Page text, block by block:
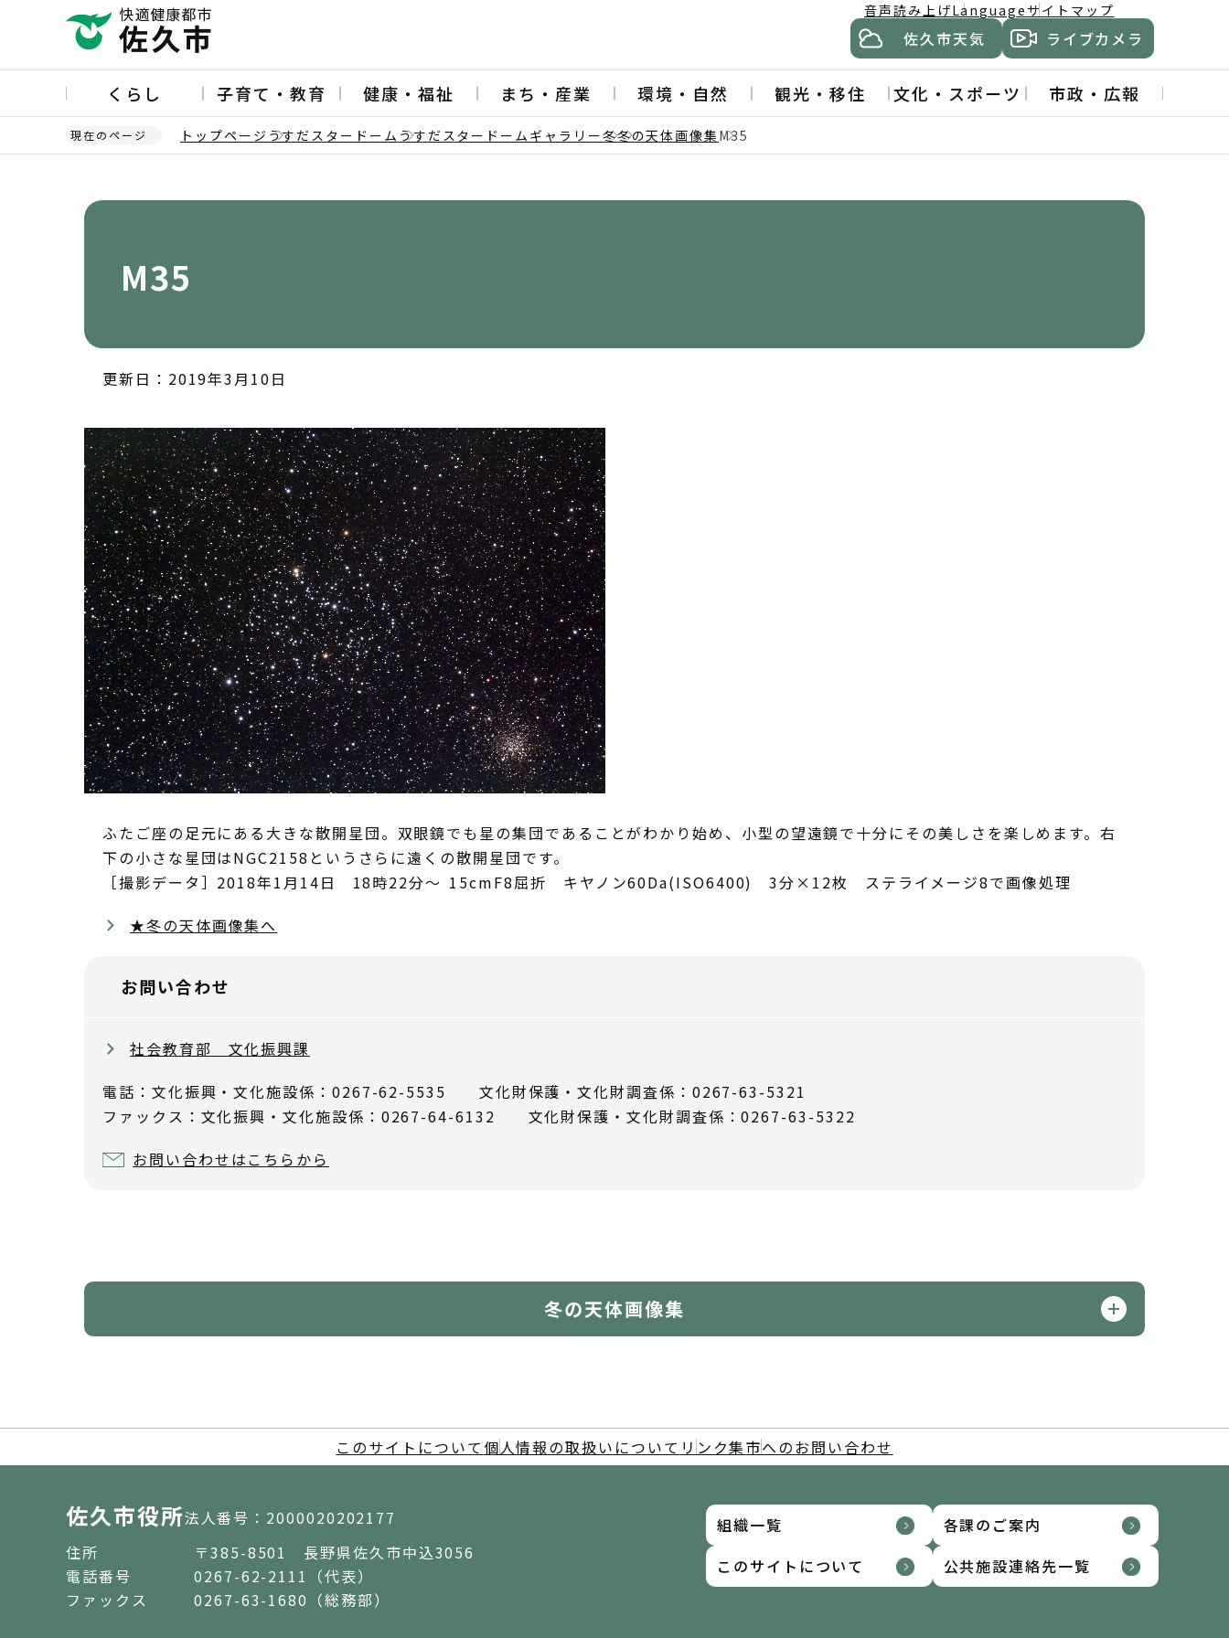
ー
の
音声読み上げLanguage サイトマップ
佐久市天気 ライブカメラ
くらし 子育て・教育 健康・福祉 まち・産業 環境・自然 観光・移住 文化・スポーツ 市政・広報
現在のページ トップページ うすだスタードーム うすだスタードームギャラリー冬冬の天体画像集 M35
M35
更新日：2019年3月10日
ふたご座の足元にある大きな散開星団。双眼鏡でも星の集団であることがわかり始め、小型の望遠鏡で十分にその美しさを楽しめます。右
下の小さな星団はNGC2158というさらに遠くの散開星団です。
［撮影データ］2018年1月14日 18時22分～ 15cmF8屈折 キヤノン60Da(ISO6400) 3分×12枚 ステライメージ8で画像処理
★冬の天体画像集へ
お問い合わせ
社会教育部 文化振興課
電話：文化振興・文化施設係：0267-62-5535 文化財保護・文化財調査係：0267-63-5321
ファックス：文化振興・文化施設係：0267-64-6132 文化財保護・文化財調査係：0267-63-5322
お問い合わせはこちらから
冬の天体画像集
このサイトについて 個人情報の取扱いについて リンク集市へのお問い合わせ
佐久市役所法人番号：2000020202177
住所
〒385-8501 長野県佐久市中込3056
電話番号
0267-62-2111（代表）
ファックス
0267-63-1680（総務部）
組織一覧
各課のご案内
このサイトについて
公共施設連絡先一覧